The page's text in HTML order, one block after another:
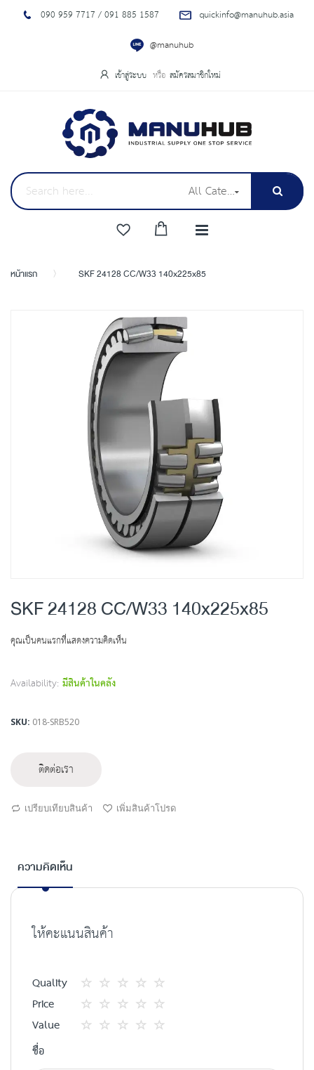
090 959 7717 / 091 885 1587
quickinfo@manuhub.asia
@manuhub
เข้าสู่ระบบ สมัครสมาชิกใหม่
All Categories
หน้าแรก SKF 24128 CC/W33 140x225x85
Skip
to
the
end
of
the
images
gallery
to
the
SKF 24128 CC/W33 140x225x85
คุณเป็นคนแรกที่แสดงความคิดเห็น
Availability: มีสินค้าในคลัง
SKU 018-SRB520
ติดต่อเรา
เปรียบเทียบสินค้า เพิ่มสินค้าโปรด
ความคิดเห็น
ให้คะแนนสินค้า
Quality
1
star
2
ดาว
3
ดาว
4
ดาว
5
ดาว
Price
1
2
3
4
5
Value
ชื่อ